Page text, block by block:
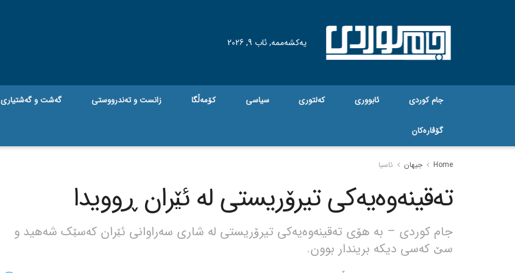
یەکشەممە, ئاب 9, 2026
جام کوردی ئابووری کەلتوری سیاسی کۆمەڵگا زانست و تەندرووستی گه‌شت و گه‌شتیاری
گۆڤاره‌کان
Home جیهان ئاسیا
تەقینەوەیەکی تیرۆریستی لە ئێران ڕوویدا
جام کوردی – بە هۆی تەقینەوەیەکی تیرۆریستی لە شاری سەراوانی ئێران کەسێک شەهید و
سێ کەسی دیکە بریندار بوون.